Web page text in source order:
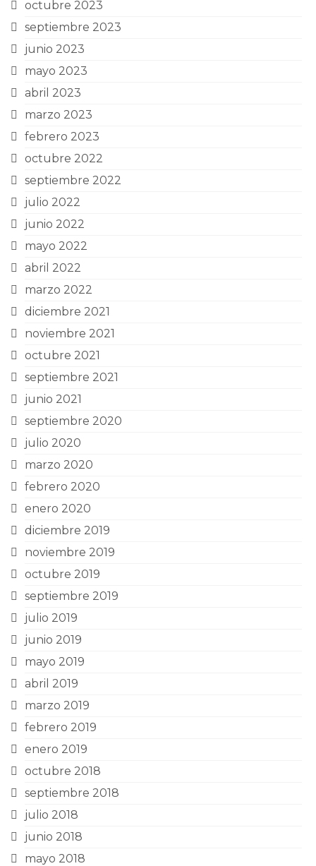
octubre 2023
septiembre 2023
junio 2023
mayo 2023
abril 2023
marzo 2023
febrero 2023
octubre 2022
septiembre 2022
julio 2022
junio 2022
mayo 2022
abril 2022
marzo 2022
diciembre 2021
noviembre 2021
octubre 2021
septiembre 2021
junio 2021
septiembre 2020
julio 2020
marzo 2020
febrero 2020
enero 2020
diciembre 2019
noviembre 2019
octubre 2019
septiembre 2019
julio 2019
junio 2019
mayo 2019
abril 2019
marzo 2019
febrero 2019
enero 2019
octubre 2018
septiembre 2018
julio 2018
junio 2018
mayo 2018